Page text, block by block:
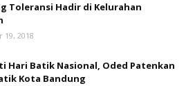
Toleransi Hadir di Kelurahan
19, 2018
Hari Batik Nasional, Oded Patenkan
Kota Bandung